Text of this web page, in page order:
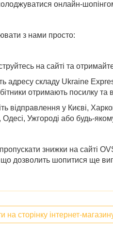
онлайн-
з нами просто:
на сайті та
адресу складу Ukraine
отримають посилку та
відправлення у Києві,
Одесі, Ужгороді або будь-
знижки на сайті
дозволить шопитися ще
на сторінку інтернет-